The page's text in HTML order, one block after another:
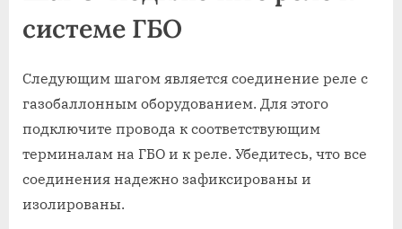
системе ГБО
Следующим шагом является соединение реле с
газобаллонным оборудованием. Для этого
подключите провода к соответствующим
терминалам на ГБО и к реле. Убедитесь, что все
соединения надежно зафиксированы и
изолированы.